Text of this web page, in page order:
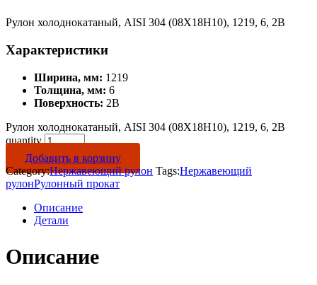
Рулон холоднокатаный, AISI 304 (08Х18Н10), 1219, 6, 2B
Характеристики
Ширина, мм: 1219
Толщина, мм: 6
Поверхность: 2B
Рулон холоднокатаный, AISI 304 (08Х18Н10), 1219, 6, 2B
quantity
Добавить в корзину
Category:Нержавеющий рулон Tags:Нержавеющий
рулонРулонный прокат
Описание
Детали
Описание